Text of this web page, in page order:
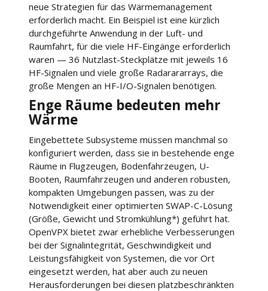
neue Strategien für das Wärmemanagement
erforderlich macht. Ein Beispiel ist eine kürzlich
durchgeführte Anwendung in der Luft- und
Raumfahrt, für die viele HF-Eingänge erforderlich
waren — 36 Nutzlast-Steckplätze mit jeweils 16
HF-Signalen und viele große Radarararrays, die
große Mengen an HF-I/O-Signalen benötigen.
Enge Räume bedeuten mehr
Wärme
Eingebettete Subsysteme müssen manchmal so
konfiguriert werden, dass sie in bestehende enge
Räume in Flugzeugen, Bodenfahrzeugen, U-
Booten, Raumfahrzeugen und anderen robusten,
kompakten Umgebungen passen, was zu der
Notwendigkeit einer optimierten SWAP-C-Lösung
(Größe, Gewicht und Stromkühlung*) geführt hat.
OpenVPX bietet zwar erhebliche Verbesserungen
bei der Signalintegrität, Geschwindigkeit und
Leistungsfähigkeit von Systemen, die vor Ort
eingesetzt werden, hat aber auch zu neuen
Herausforderungen bei diesen platzbeschränkten